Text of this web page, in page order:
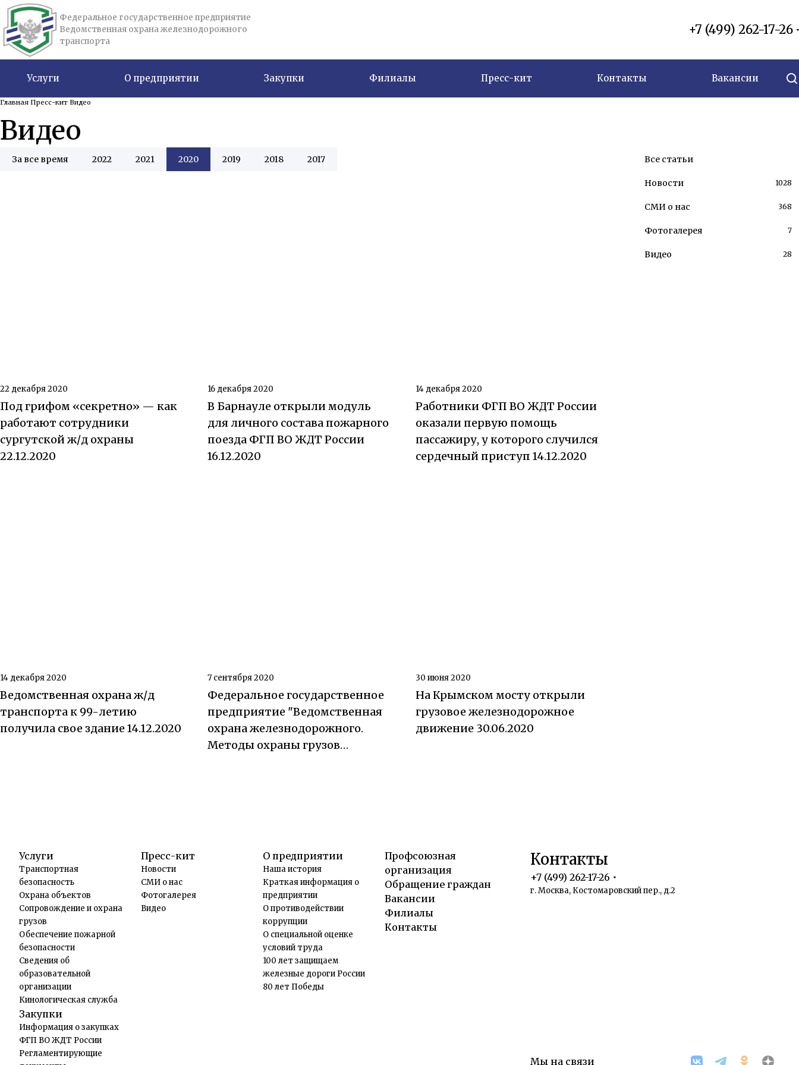
Федеральное государственное предприятие
Ведомственная охрана железнодорожного
транспорта
+7 (499) 262-17-26
Услуги О предприятии Закупки Филиалы Пресс-кит Контакты Вакансии
Главная Пресс-кит Видео
Видео
За все время 2022 2021 2020 2019 2018 2017
22 декабря 2020
Под грифом «секретно» — как
работают сотрудники
сургутской ж/д охраны
22.12.2020
16 декабря 2020
В Барнауле открыли модуль
для личного состава пожарного
поезда ФГП ВО ЖДТ России
16.12.2020
14 декабря 2020
Работники ФГП ВО ЖДТ России
оказали первую помощь
пассажиру, у которого случился
сердечный приступ 14.12.2020
14 декабря 2020
Ведомственная охрана ж/д
транспорта к 99-летию
получила свое здание 14.12.2020
7 сентября 2020
Федеральное государственное
предприятие "Ведомственная
охрана железнодорожного.
Методы охраны грузов
30 июня 2020
На Крымском мосту открыли
грузовое железнодорожное
движение 30.06.2020
Все статьи
Новости 1028
СМИ о нас 368
Фотогалерея 7
Видео 28
Услуги
Транспортная
безопасность
Охрана объектов
Сопровождение и охрана
грузов
Обеспечение пожарной
безопасности
Сведения об
образовательной
организации
Кинологическая служба
Закупки
Информация о закупках
ФГП ВО ЖДТ России
Регламентирующие
Пресс-кит
Новости
СМИ о нас
Фотогалерея
Видео
О предприятии
Наша история
Краткая информация о
предприятии
О противодействии
коррупции
О специальной оценке
условий труда
100 лет защищаем
железные дороги России
80 лет Победы
Профсоюзная
организация
Обращение граждан
Вакансии
Филиалы
Контакты
Контакты
+7 (499) 262-17-26
г. Москва, Костомаровский пер., д.2
Мы на связи